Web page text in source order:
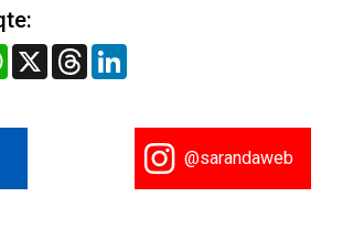
WhatsApp
X Threads
@sarandaweb